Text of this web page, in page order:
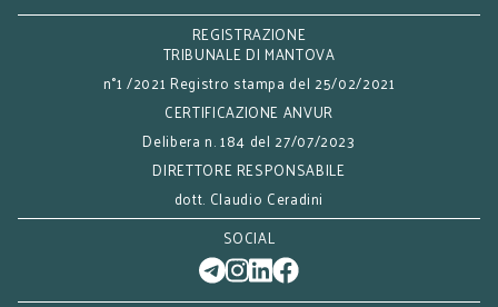
REGISTRAZIONE
TRIBUNALE DI MANTOVA
n°1 /2021 Registro stampa del 25/02/2021
CERTIFICAZIONE ANVUR
Delibera n. 184 del 27/07/2023
DIRETTORE RESPONSABILE
dott. Claudio Ceradini
SOCIAL